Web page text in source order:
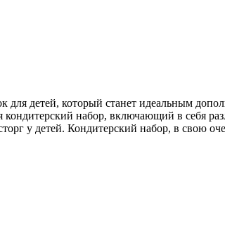
детей, который станет идеальным
набор, включающий в себя
у детей. Кондитерский набор, в свою